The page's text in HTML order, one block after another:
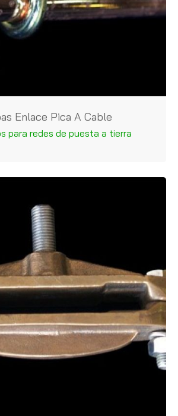
Enlace Pica A Cable
para redes de puesta a tierra